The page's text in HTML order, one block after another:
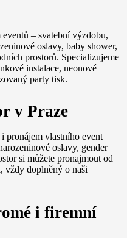
– svatební výzdobu,
oslavy, baby shower,
prostorů. Specializujeme
instalace, neonové
party tisk.
v Praze
pronájem vlastního event
oslavy, gender
si můžete pronajmout od
vždy doplněný o naši
i firemní